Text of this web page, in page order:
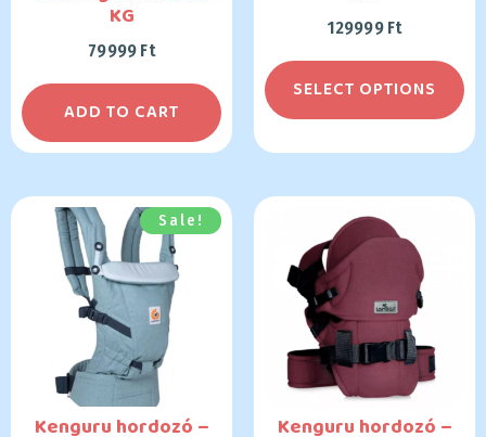
KG
79999 Ft
ADD TO CART
129999 Ft
SELECT OPTIONS
Sale!
Kenguru hordozó – Kenguru hordozó –